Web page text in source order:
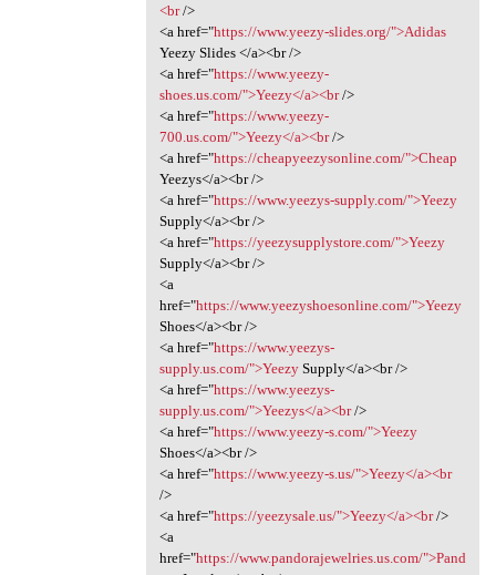
<br/>
<a href="https://www.yeezy-slides.org/">Adidas
Yeezy Slides </a><br />
<a href="https://www.yeezy-
shoes.us.com/">Yeezy</a><br/>
<a href="https://www.yeezy-
700.us.com/">Yeezy</a><br/>
<a href="https://cheapyeezysonline.com/">Cheap
Yeezys</a><br />
<a href="https://www.yeezys-supply.com/">Yeezy
Supply</a><br />
<a href="https://yeezysupplystore.com/">Yeezy
Supply</a><br />
<a
href="https://www.yeezyshoesonline.com/">Yeezy
Shoes</a><br />
<a href="https://www.yeezys-
supply.us.com/">YeezySupply</a><br />
<a href="https://www.yeezys-
supply.us.com/">Yeezys</a><br/>
<a href="https://www.yeezy-s.com/">Yeezy
Shoes</a><br />
<a href="https://www.yeezy-s.us/">Yeezy</a><br
/>
<a href="https://yeezysale.us/">Yeezy</a><br/>
<a
href="https://www.pandorajewelries.us.com/">Pand